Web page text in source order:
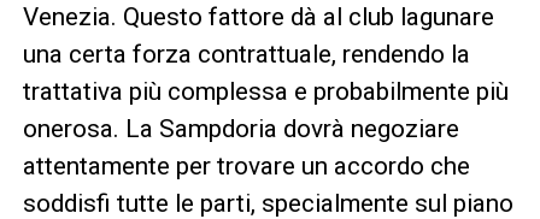
Venezia. Questo fattore dà al club lagunare
una certa forza contrattuale, rendendo la
trattativa più complessa e probabilmente più
onerosa. La Sampdoria dovrà negoziare
attentamente per trovare un accordo che
soddisfi tutte le parti, specialmente sul piano